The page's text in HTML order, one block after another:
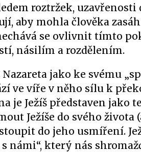
roztržek, uzavřenosti
aby mohla člověka
se ovlivnit tímto
násilím a rozdělením.
Nazareta jako ke svému
ve víře v něho sílu k
je Ježíš představen jako
Ježíše do svého
do jeho usmíření.
námi“, který nás